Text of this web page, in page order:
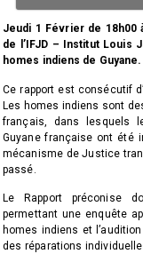
Jeudi 1 Février de 18h00
de l’IFJD – Institut Louis
homes indiens de Guyane.
Ce rapport est consécutif
Les homes indiens sont
français, dans lesquels
Guyane française ont été
mécanisme de Justice
passé.
Le Rapport préconise
permettant une enquête
homes indiens et
des réparations